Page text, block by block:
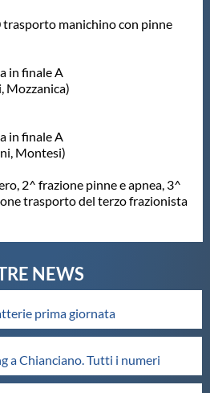
trasporto manichino con pinne
in finale A
Mozzanica)
in finale A
Montesi)
2^ frazione pinne e apnea, 3^
trasporto del terzo frazionista
prima giornata
a Chianciano. Tutti i numeri